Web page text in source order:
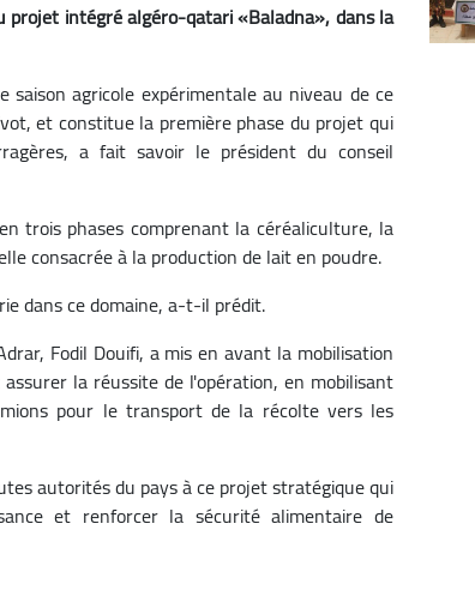
projet intégré algéro-qatari «Baladna», dans la
saison agricole expérimentale au niveau de ce
et constitue la première phase du projet qui
a fait savoir le président du conseil
trois phases comprenant la céréaliculture, la
consacrée à la production de lait en poudre.
dans ce domaine, a-t-il prédit.
Fodil Douifi, a mis en avant la mobilisation
la réussite de l'opération, en mobilisant
pour le transport de la récolte vers les
autorités du pays à ce projet stratégique qui
et renforcer la sécurité alimentaire de